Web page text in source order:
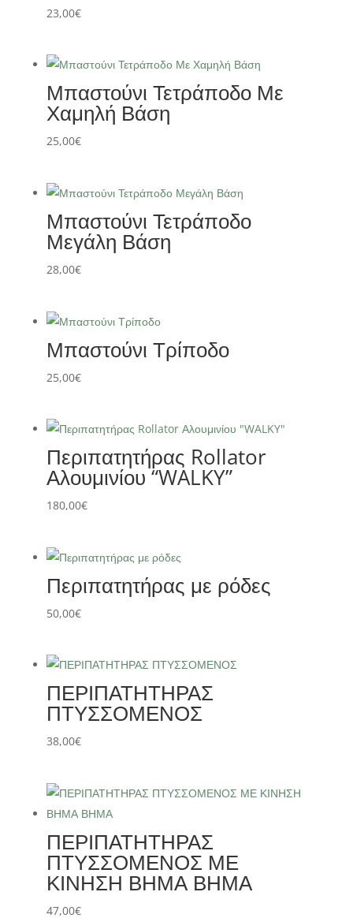
23,00€
Μπαστούνι Τετράποδο Με
Χαμηλή Βάση
25,00€
Μπαστούνι Τετράποδο
Μεγάλη Βάση
28,00€
Μπαστούνι Τρίποδο
25,00€
Περιπατητήρας Rollator
Αλουμινίου “WALKY”
180,00€
Περιπατητήρας με ρόδες
50,00€
ΠΕΡΙΠΑΤΗΤΗΡΑΣ
ΠΤΥΣΣΟΜΕΝΟΣ
38,00€
ΠΕΡΙΠΑΤΗΤΗΡΑΣ
ΠΤΥΣΣΟΜΕΝΟΣ ΜΕ
ΚΙΝΗΣΗ ΒΗΜΑ ΒΗΜΑ
47,00€